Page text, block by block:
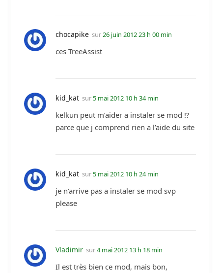
chocapike sur 26 juin 2012 23 h 00 min
ces TreeAssist
kid_kat sur5 mai 2012 10 h 34 min
kelkun peut m’aider a instaler se mod !?
parce que j comprend rien a l’aide du site
kid_kat sur5 mai 2012 10 h 24 min
je n’arrive pas a instaler se mod svp
please
Vladimir sur4 mai 2012 13 h 18 min
Il est très bien ce mod, mais bon,